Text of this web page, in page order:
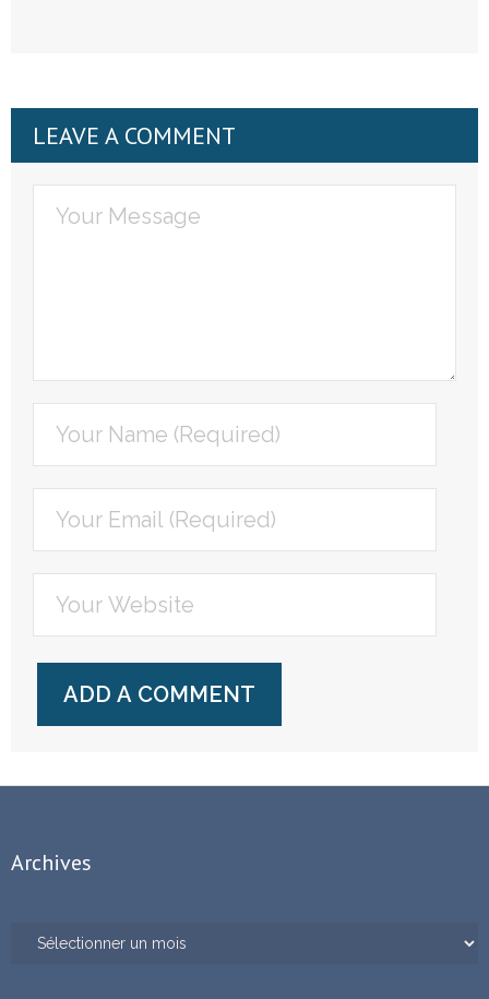
LEAVE A COMMENT
Archives